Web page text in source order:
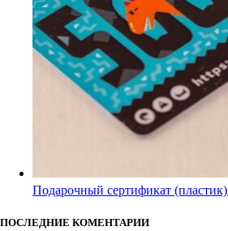
Подарочный сертификат (пластик)
ПОСЛЕДНИЕ КОМЕНТАРИИ